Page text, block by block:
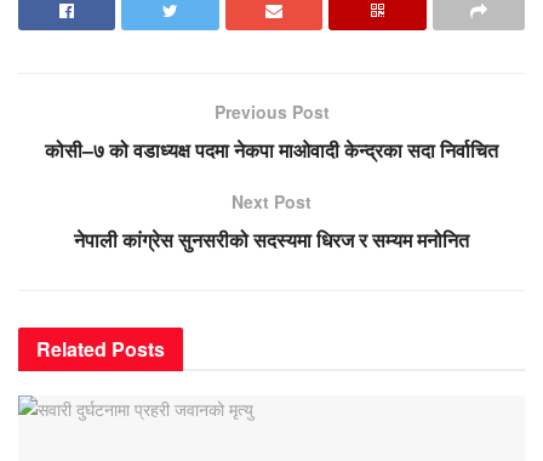
Previous Post
कोसी–७ को वडाध्यक्ष पदमा नेकपा माओवादी केन्द्रका सदा निर्वाचित
Next Post
नेपाली कांग्रेस सुनसरीको सदस्यमा धिरज र सम्यम मनोनित
Related Posts